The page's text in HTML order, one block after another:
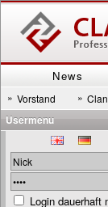
News
» Vorstand »
Usermenu
Login dauerhaft